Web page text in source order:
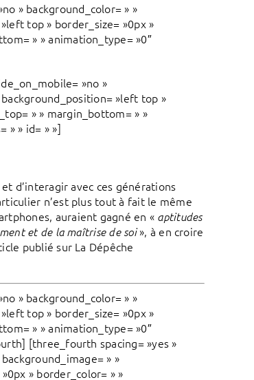
» background_color= » »
top » border_size= »0px »
» » animation_type= »0″
»no »
»left top »
» » margin_bottom= » »
» » id= » »]
d’interagir avec ces générations
n’est plus tout à fait le même
auraient gagné en « aptitudes
et de la maîtrise de soi », à en croire
publié sur La Dépêche
» background_color= » »
top » border_size= »0px »
» » animation_type= »0″
[three_fourth spacing= »yes »
» »
» border_color= » »